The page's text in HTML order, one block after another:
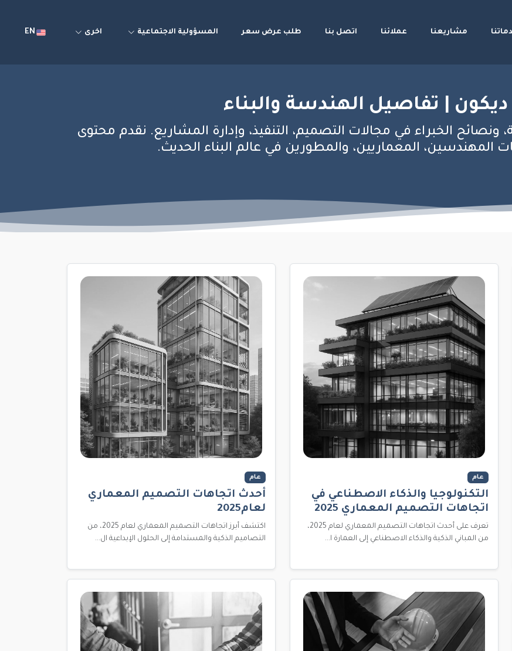
مشاريعنا عملائنا اتصل بنا طلب عرض سعر المسؤولية الاجتماعية اخرى EN
| تفاصيل الهندسة والبناء
ونصائح الخبراء في مجالات التصميم، التنفيذ، وإدارة المشاريع. نقدم محتوى
المهندسين، المعماريين، والمطورين في عالم البناء الحديث.
عام
التكنولوجيا والذكاء الاصطناعي في
اتجاهات التصميم المعماري 2025
تعرف على أحدث اتجاهات التصميم المعماري لعام 2025،
من المباني الذكية والذكاء الاصطناعي إلى العمارة ا...
عام
أحدث اتجاهات التصميم المعماري
لعام2025
اكتشف أبرز اتجاهات التصميم المعماري لعام 2025، من
التصاميم الذكية والمستدامة إلى الحلول الإبداعية ال...